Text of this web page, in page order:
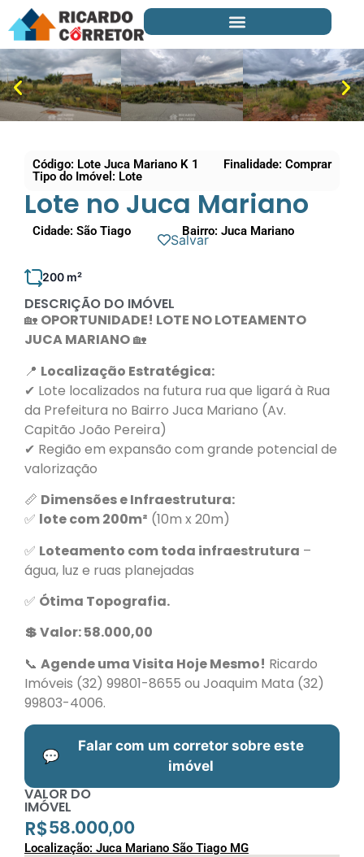
Código: Lote Juca Mariano K 1
Finalidade: Comprar
Tipo do Imóvel: Lote
Lote no Juca Mariano
Cidade: São Tiago
Salvar
Bairro: Juca Mariano
200 m²
DESCRIÇÃO DO IMÓVEL
🏡 OPORTUNIDADE! LOTE NO LOTEAMENTO
JUCA MARIANO🏡
📍 Localização Estratégica:
✔ Lote localizados na futura rua que ligará à Rua
da Prefeitura no Bairro Juca Mariano (Av.
Capitão João Pereira)
✔ Região em expansão com grande potencial de
valorização
📏 Dimensões e Infraestrutura:
✅ lote com 200m² (10m x 20m)
✅ Loteamento com toda infraestrutura –
água, luz e ruas planejadas
✅ Ótima Topografia.
💲 Valor: 58.000,00
📞 Agende uma Visita Hoje Mesmo! Ricardo
Imóveis (32) 99801-8655 ou Joaquim Mata (32)
99803-4006.
💬
Falar com um corretor sobre este
imóvel
VALOR DO
IMÓVEL
R$58.000,00
Localização: Juca Mariano São Tiago MG